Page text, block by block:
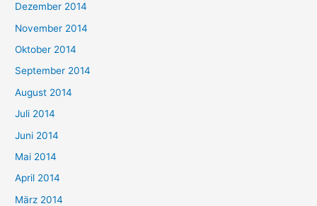
Dezember 2014
November 2014
Oktober 2014
September 2014
August 2014
Juli 2014
Juni 2014
Mai 2014
April 2014
März 2014